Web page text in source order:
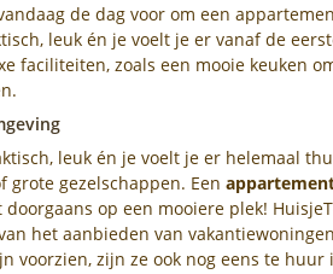
de dag voor om een
leuk én je voelt je er vanaf de
faciliteiten, zoals een mooie keuken
leuk én je voelt je er helemaal
gezelschappen. Een
op een mooiere plek!
het aanbieden van
voorzien, zijn ze ook nog eens te